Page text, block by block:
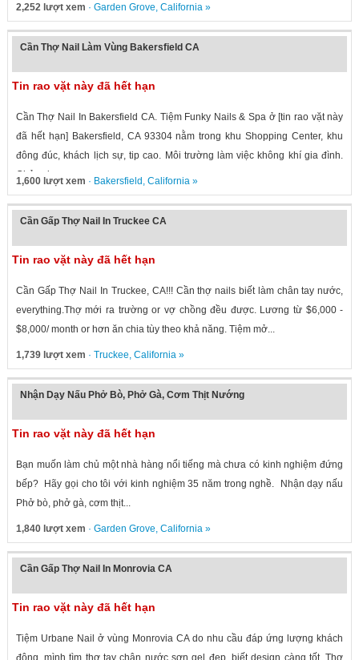
2,252 lượt xem · Garden Grove, California»
Cần Thợ Nail Làm Vùng Bakersfield CA
Tin rao vặt này đã hết hạn
Cần Thợ Nail In Bakersfield CA. Tiệm Funky Nails & Spa ở [tin rao vặt này
đã hết hạn] Bakersfield, CA 93304 nằm trong khu Shopping Center, khu
đông đúc, khách lịch sự, tip cao. Môi trường làm việc không khí gia đình.
Chủ vui...
1,600 lượt xem · Bakersfield , California»
Cần Gấp Thợ Nail In Truckee CA
Tin rao vặt này đã hết hạn
Cần Gấp Thợ Nail In Truckee, CA!!! Cần thợ nails biết làm chân tay nước,
everything.Thợ mới ra trường or vợ chồng đều được. Lương từ $6,000 -
$8,000/ month or hơn ăn chia tùy theo khả năng. Tiệm mở...
1,739 lượt xem · Truckee, California»
Nhận Dạy Nấu Phở Bò, Phở Gà, Cơm Thịt Nướng
Tin rao vặt này đã hết hạn
Bạn muốn làm chủ một nhà hàng nổi tiếng mà chưa có kinh nghiệm đứng
bếp? Hãy gọi cho tôi với kinh nghiệm 35 năm trong nghề. Nhận dạy nấu
Phở bò, phở gà, cơm thịt...
1,840 lượt xem · Garden Grove, California»
Cần Gấp Thợ Nail In Monrovia CA
Tin rao vặt này đã hết hạn
Tiệm Urbane Nail ở vùng Monrovia CA do nhu cầu đáp ứng lượng khách
đông, mình tìm thợ tay chân nước sơn gel đẹp, biết design càng tốt. Thợ